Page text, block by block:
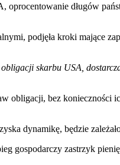
długów
podjęła kroki mające
skarbu USA,
obligacji, bez konieczności
dynamikę, będzie
zastrzyk